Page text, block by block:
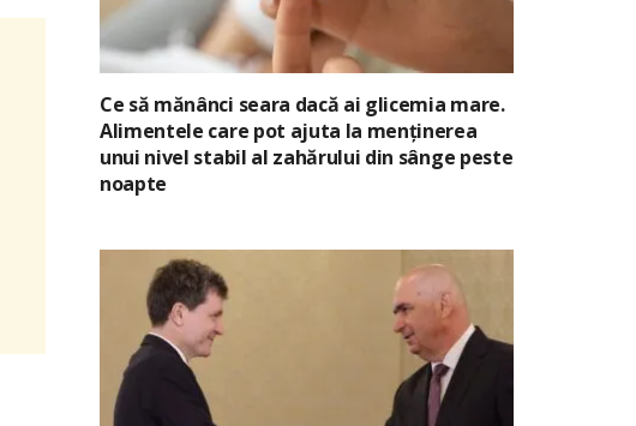
Ce să mănânci seara dacă ai glicemia mare.
Alimentele care pot ajuta la menținerea
unui nivel stabil al zahărului din sânge peste
noapte